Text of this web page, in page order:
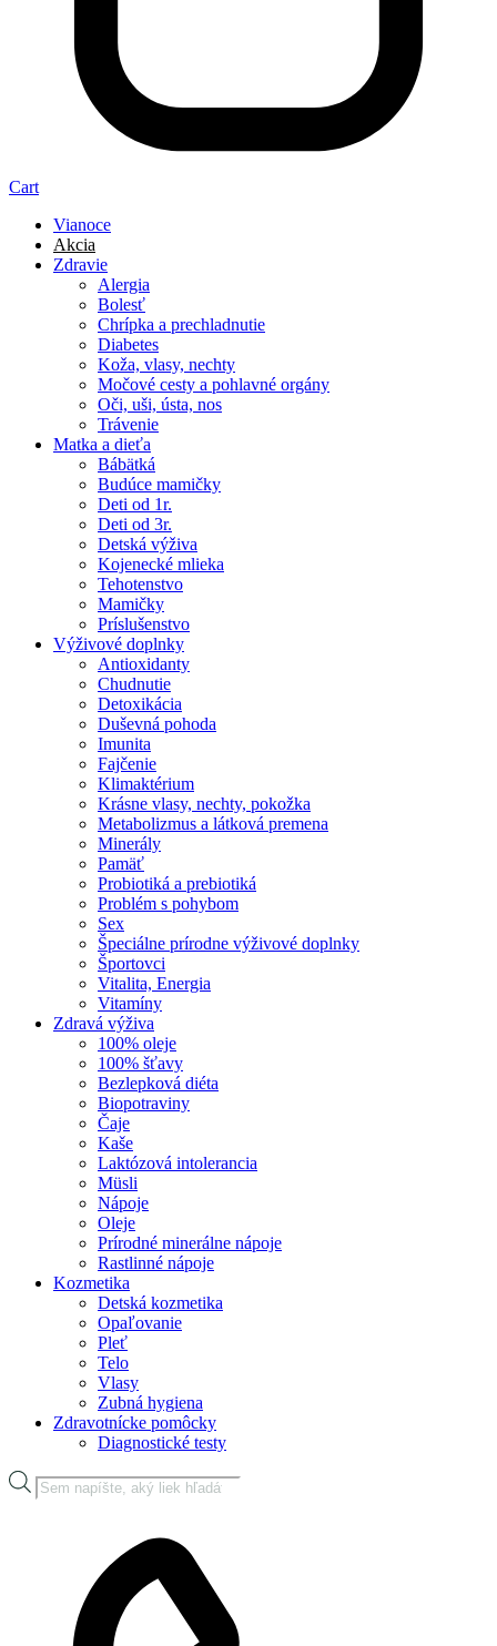
Cart
Vianoce
Akcia
Zdravie
Alergia
Bolesť
Chrípka a prechladnutie
Diabetes
Koža, vlasy, nechty
Močové cesty a pohlavné orgány
Oči, uši, ústa, nos
Trávenie
Matka a dieťa
Bábätká
Budúce mamičky
Deti od 1r.
Deti od 3r.
Detská výživa
Kojenecké mlieka
Tehotenstvo
Mamičky
Príslušenstvo
Výživové doplnky
Antioxidanty
Chudnutie
Detoxikácia
Duševná pohoda
Imunita
Fajčenie
Klimaktérium
Krásne vlasy, nechty, pokožka
Metabolizmus a látková premena
Minerály
Pamäť
Probiotiká a prebiotiká
Problém s pohybom
Sex
Špeciálne prírodne výživové doplnky
Športovci
Vitalita, Energia
Vitamíny
Zdravá výživa
100% oleje
100% šťavy
Bezlepková diéta
Biopotraviny
Čaje
Kaše
Laktózová intolerancia
Müsli
Nápoje
Oleje
Prírodné minerálne nápoje
Rastlinné nápoje
Kozmetika
Detská kozmetika
Opaľovanie
Pleť
Telo
Vlasy
Zubná hygiena
Zdravotnícke pomôcky
Diagnostické testy
Products
search